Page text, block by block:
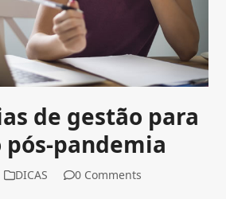
de gestão para
pandemia
DICAS 0 Comments